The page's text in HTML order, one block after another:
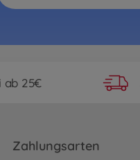
ab 25€
Zahlungsarten